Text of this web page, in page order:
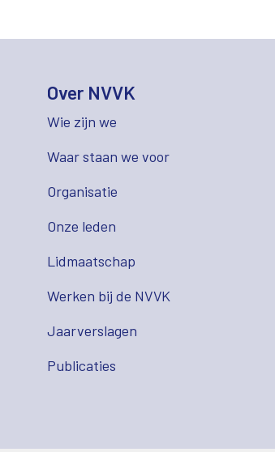
Over NVVK
Wie zijn we
Waar staan we voor
Organisatie
Onze leden
Lidmaatschap
Werken bij de NVVK
Jaarverslagen
Publicaties